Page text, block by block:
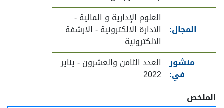
المجال:
العلوم الإدارية و المالية -
الادارة الالكترونية - الارشفة
الالكترونية
منشور
في:
العدد الثامن والعشرون - يناير
2022
الملخص